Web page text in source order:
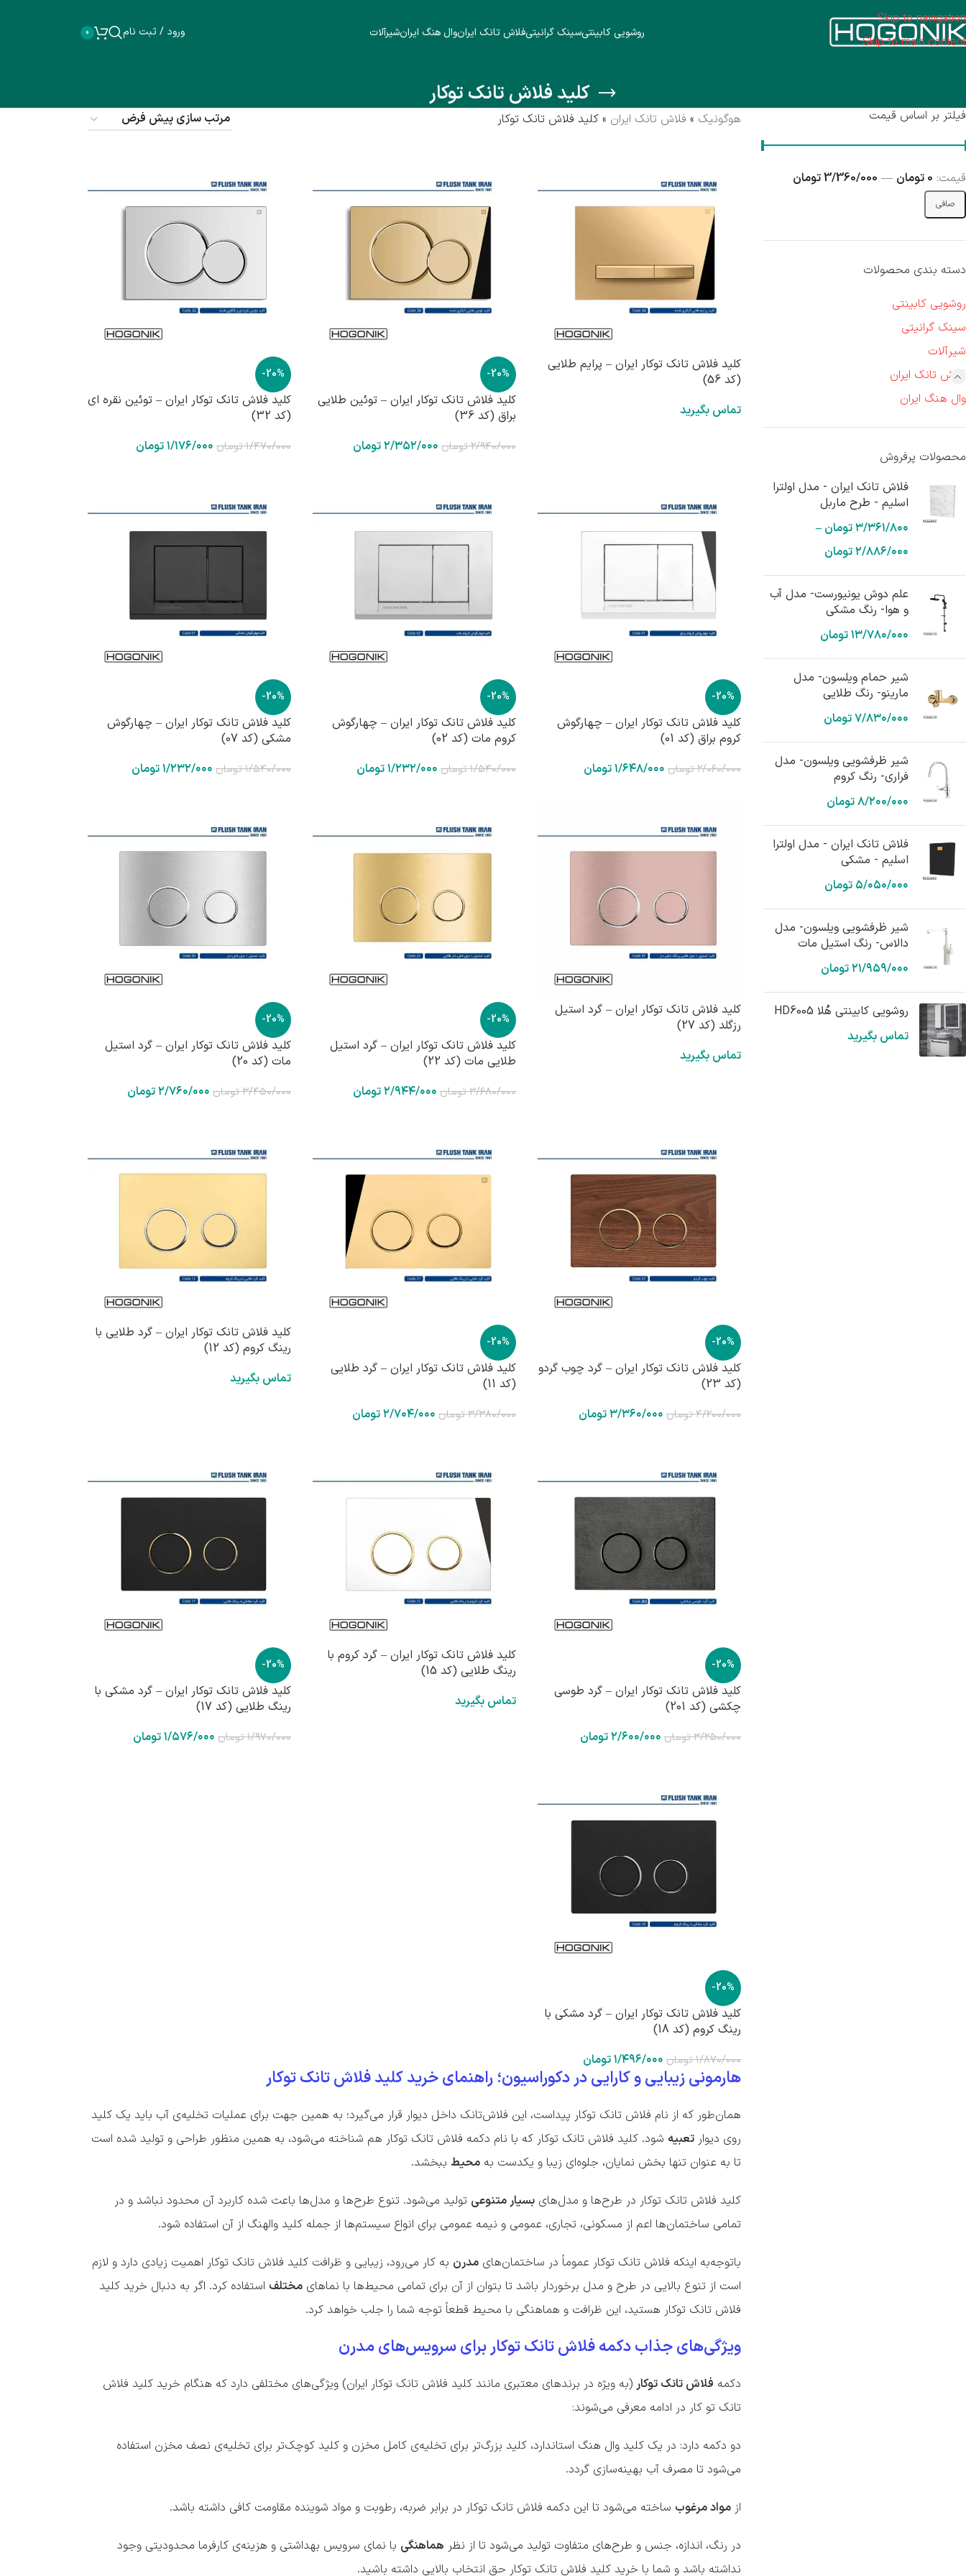
Skip to navigation
Skip to main content
روشویی کابینتیسینک گرانیتیفلاش تانک ایرانوال هنگ ایرانشیرآلات ورود / ثبت نام 0
کلید فلاش تانک توکار
فیلتر بر اساس قیمت
صافی
قيمت: 0 تومان — 3/360/000 تومان
دسته بندی محصولات
روشویی کابینتی
سینک گرانیتی
شیرآلات
فلاش تانک ایران
وال هنگ ایران
محصولات پرفروش
فلاش تانک ایران - مدل اولترا
اسلیم - طرح ماربل
۳/۳۶۱/۸۰۰تومان –
۲/۸۸۶/۰۰۰تومان
علم دوش یونیورست- مدل آب
و هوا- رنگ مشکی
۱۳/۷۸۰/۰۰۰تومان
شیر حمام ویلسون- مدل
مارینو- رنگ طلایی
۷/۸۳۰/۰۰۰تومان
شیر ظرفشویی ویلسون- مدل
فراری- رنگ کروم
۸/۲۰۰/۰۰۰تومان
فلاش تانک ایران - مدل اولترا
اسلیم - مشکی
۵/۰۵۰/۰۰۰ تومان
شیر ظرفشویی ویلسون- مدل
دالاس- رنگ استیل مات
۲۱/۹۵۹/۰۰۰تومان
روشویی کابینتی هُلا HD6005
تماس بگیرید
هوگونیک » فلاش تانک ایران » کلید فلاش تانک توکار
کلید فلاش تانک توکار ایران – پرایم طلایی
(کد 56)
تماس بگیرید
-20%
کلید فلاش تانک توکار ایران – توئین طلایی
براق (کد 36)
۲/۹۴۰/۰۰۰تومان ۲/۳۵۲/۰۰۰تومان
-20%
کلید فلاش تانک توکار ایران – توئین نقره ای
(کد 32)
۱/۴۷۰/۰۰۰تومان ۱/۱۷۶/۰۰۰تومان
-20%
کلید فلاش تانک توکار ایران – چهارگوش
کروم براق (کد 01)
۲/۰۶۰/۰۰۰تومان ۱/۶۴۸/۰۰۰تومان
-20%
کلید فلاش تانک توکار ایران – چهارگوش
کروم مات (کد 02)
۱/۵۴۰/۰۰۰تومان ۱/۲۳۲/۰۰۰تومان
-20%
کلید فلاش تانک توکار ایران – چهارگوش
مشکی (کد 07)
۱/۵۴۰/۰۰۰تومان ۱/۲۳۲/۰۰۰تومان
کلید فلاش تانک توکار ایران – گرد استیل
رزگلد (کد 27)
تماس بگیرید
-20%
کلید فلاش تانک توکار ایران – گرد استیل
طلایی مات (کد 22)
۳/۶۸۰/۰۰۰تومان ۲/۹۴۴/۰۰۰تومان
-20%
کلید فلاش تانک توکار ایران – گرد استیل
مات (کد 20)
۳/۴۵۰/۰۰۰تومان ۲/۷۶۰/۰۰۰تومان
-20%
کلید فلاش تانک توکار ایران – گرد چوب گردو
(کد 23)
۴/۲۰۰/۰۰۰تومان ۳/۳۶۰/۰۰۰تومان
-20%
کلید فلاش تانک توکار ایران – گرد طلایی
(کد 11)
۳/۳۸۰/۰۰۰تومان ۲/۷۰۴/۰۰۰تومان
کلید فلاش تانک توکار ایران – گرد طلایی با
رینگ کروم (کد 12)
تماس بگیرید
-20%
کلید فلاش تانک توکار ایران – گرد طوسی
چکشی (کد 201)
۳/۲۵۰/۰۰۰تومان ۲/۶۰۰/۰۰۰تومان
کلید فلاش تانک توکار ایران – گرد کروم با
رینگ طلایی (کد 15)
تماس بگیرید
-20%
کلید فلاش تانک توکار ایران – گرد مشکی با
رینگ طلایی (کد 17)
۱/۹۷۰/۰۰۰تومان ۱/۵۷۶/۰۰۰تومان
-20%
کلید فلاش تانک توکار ایران – گرد مشکی با
رینگ کروم (کد 18)
۱/۸۷۰/۰۰۰تومان ۱/۴۹۶/۰۰۰تومان
هارمونی زیبایی و کارایی در دکوراسیون؛ راهنمای خرید کلید فلاش تانک توکار
همان‌طور که از نام فلاش‌ تانک توکار پیداست، این فلاش‌تانک داخل دیوار قرار می‌گیرد؛ به همین جهت برای عملیات تخلیه‌ی آب باید یک کلید
روی دیوار تعبیه شود. کلید فلاش تانک توکار که با نام دکمه فلاش تانک توکار هم شناخته می‌شود، به همین منظور طراحی و تولید شده است
تا به عنوان تنها بخش نمایان، جلوه‌ای زیبا و یکدست به محیط ببخشد.
کلید فلاش تانک توکار در طرح‌ها و مدل‌های بسیار متنوعی تولید می‌شود. تنوع طرح‌ها و مدل‌ها باعث شده کاربرد آن محدود نباشد و در
تمامی ساختمان‌ها اعم از مسکونی، تجاری، عمومی و نیمه عمومی برای انواع سیستم‌ها از جمله کلید والهنگ از آن استفاده شود.
باتوجه‌به اینکه فلاش تانک توکار عموماً در ساختمان‌های مدرن به کار می‌رود، زیبایی و ظرافت کلید فلاش تانک توکار اهمیت زیادی دارد و لازم
است از تنوع بالایی در طرح و مدل برخوردار باشد تا بتوان از آن برای تمامی محیط‌ها با نماهای مختلف استفاده کرد. اگر به دنبال خرید کلید
فلاش تانک توکار هستید، این ظرافت و هماهنگی با محیط قطعاً توجه شما را جلب خواهد کرد.
ویژگی‌های جذاب دکمه فلاش تانک توکار برای سرویس‌های مدرن
دکمه فلاش تانک توکار(به ویژه در برندهای معتبری مانند کلید فلاش تانک توکار ایران) ویژگی‌های مختلفی دارد که هنگام خرید کلید فلاش
تانک تو کار در ادامه معرفی می‌شوند:
دو دکمه دارد: در یک کلید وال هنگ استاندارد، کلید بزرگ‌تر برای تخلیه‌ی کامل مخزن و کلید کوچک‌تر برای تخلیه‌ی نصف مخزن استفاده
می‌شود تا مصرف آب بهینه‌سازی گردد.
از مواد مرغوب ساخته می‌شود تا این دکمه فلاش تانک توکار در برابر ضربه، رطوبت و مواد شوینده مقاومت کافی داشته باشد.
در رنگ‌، اندازه، جنس و طرح‌های متفاوت تولید می‌شود تا از نظر هماهنگی با نمای سرویس بهداشتی و هزینه‌ی کارفرما محدودیتی وجود
نداشته باشد و شما با خرید کلید فلاش تانک توکار حق انتخاب بالایی داشته باشید.